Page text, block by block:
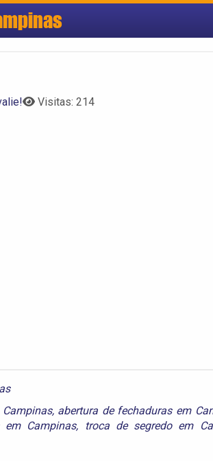
Visitas: 214
, abertura de fechaduras em
em Campinas, troca de segredo em